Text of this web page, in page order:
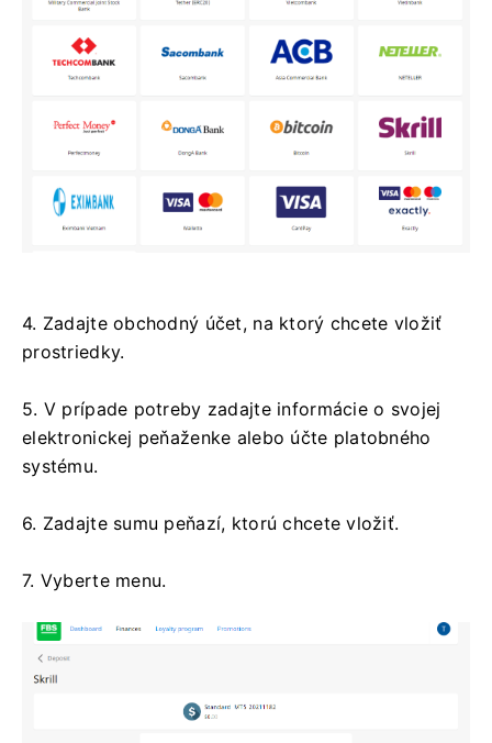
4. Zadajte obchodný účet, na ktorý chcete vložiť
prostriedky.
5. V prípade potreby zadajte informácie o svojej
elektronickej peňaženke alebo účte platobného
systému.
6. Zadajte sumu peňazí, ktorú chcete vložiť.
7. Vyberte menu.